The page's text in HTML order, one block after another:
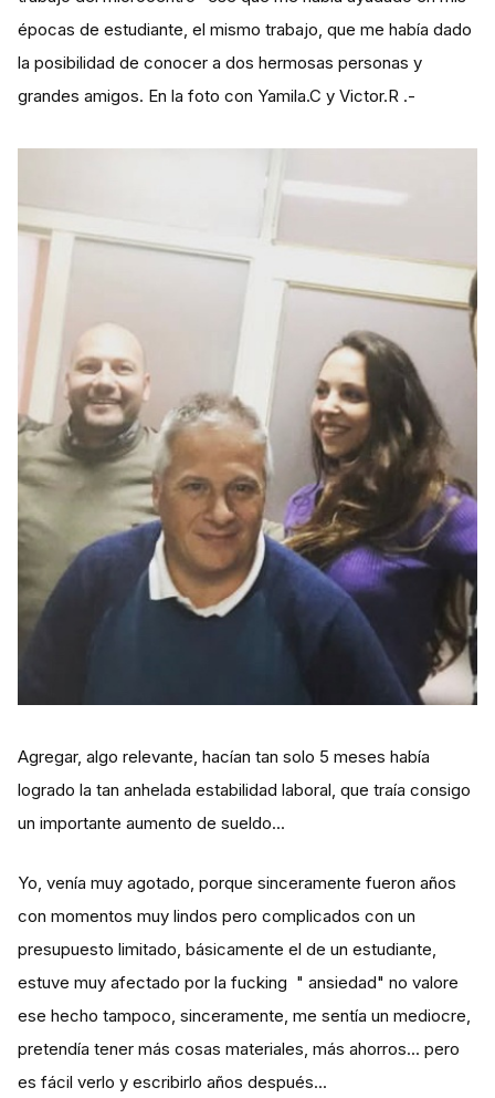
épocas de estudiante, el mismo trabajo, que me había dado
la posibilidad de conocer a dos hermosas personas y
grandes amigos. En la foto con Yamila.C y Victor.R .-
Agregar, algo relevante, hacían tan solo 5 meses había
logrado la tan anhelada estabilidad laboral, que traía consigo
un importante aumento de sueldo...
Yo, venía muy agotado, porque sinceramente fueron años
con momentos muy lindos pero complicados con un
presupuesto limitado, básicamente el de un estudiante,
estuve muy afectado por la fucking " ansiedad" no valore
ese hecho tampoco, sinceramente, me sentía un mediocre,
pretendía tener más cosas materiales, más ahorros... pero
es fácil verlo y escribirlo años después...